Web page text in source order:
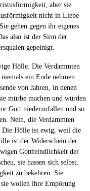
aber sie
nicht in Liebe
gehen gegen ihr eigenes
also ist der Sinn der
gepeinigt.
Hölle. Die Verdammten
ein Ende nehmen
von Jahren, in denen
mürbe machen und würden
Gott niederzufallen und so
Nein, die Verdammten
Die Hölle ist ewig, weil die
ist der Widerschein der
Gottfeindlichkeit der
sie hassen sich selbst,
zu bekehren. Sie
wollen ihre Empörung